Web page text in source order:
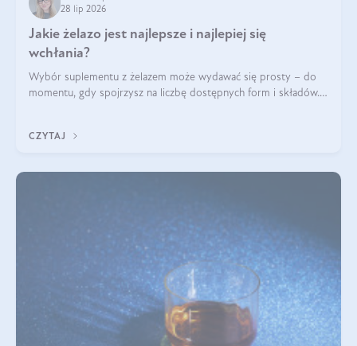
28 lip 2026
Jakie żelazo jest najlepsze i najlepiej się
wchłania?
Wybór suplementu z żelazem może wydawać się prosty – do
momentu, gdy spojrzysz na liczbę dostępnych form i składów.
zawierać suplement?
CZYTAJ